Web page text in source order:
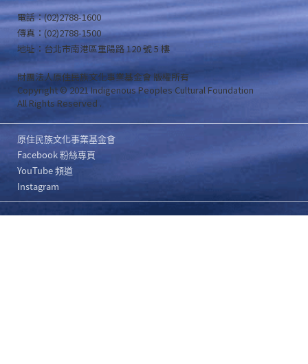
電話：(02)2788-1600
傳真：(02)2788-1500
地址：台北市南港區重陽路 120 號 5 樓
財團法人原住民族文化事業基金會 版權所有
Copyright © 2021 Indigenous Peoples Cultural Foundation
All Rights Reserved .
原住民族文化事業基金會
Facebook 粉絲專頁
YouTube 頻道
Instagram